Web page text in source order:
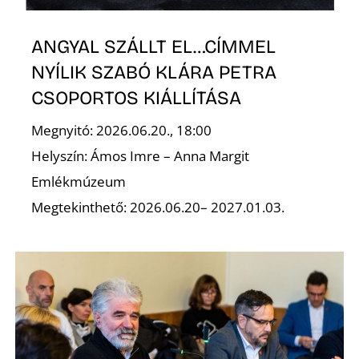
ANGYAL SZÁLLT EL…CÍMMEL
NYÍLIK SZABÓ KLÁRA PETRA
CSOPORTOS KIÁLLÍTÁSA
Megnyitó: 2026.06.20., 18:00
Helyszín: Ámos Imre – Anna Margit
Emlékmúzeum
Megtekinthető: 2026.06.20– 2027.01.03.